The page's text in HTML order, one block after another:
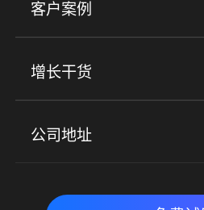
心理机构
实时私域带货 数字化运
社群圈子
客户案例
增长干货
公司地址